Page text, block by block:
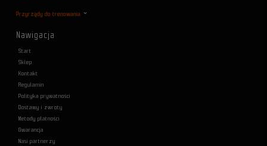
Przyrządy do trenowania
Nawigacja
Start
Sklep
Kontakt
Regulamin
Polityka prywatności
Dostawy i zwroty
Metody płatności
Gwarancja
Nasi partnerzy